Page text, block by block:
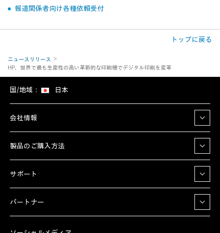
報道関係者向け各種依頼受付
トップに戻る
ニュースリリース
HP、世界で最も生産性の高い革新的な印刷機でデジタル印刷を変革
国/地域： 日本
会社情報
製品のご購入方法
サポート
パートナー